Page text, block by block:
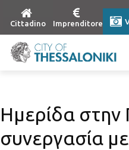
Cittadino Imprenditore
Ημερίδα στην
συνεργασία